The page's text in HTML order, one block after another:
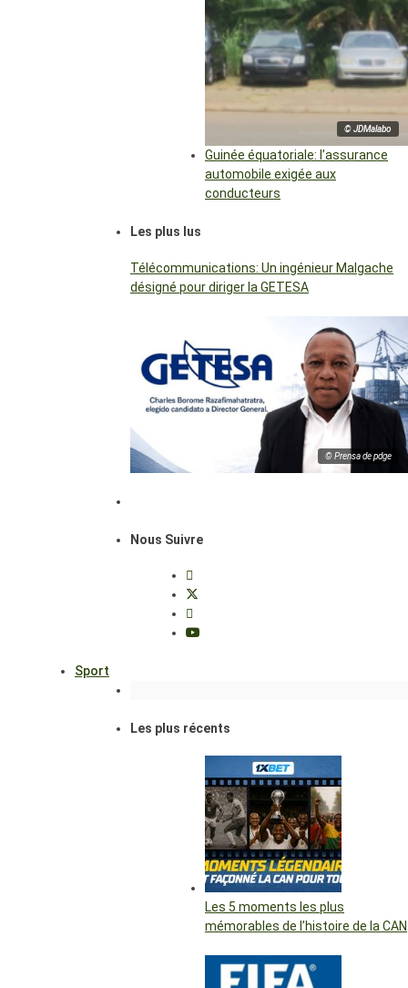
© JDMalabo
Guinée équatoriale: l’assurance
automobile exigée aux
conducteurs
Les plus lus
Télécommunications: Un ingénieur Malgache
désigné pour diriger la GETESA
© Prensa de pdge
Nous Suivre
Sport
Les plus récents
Les 5 moments les plus
mémorables de l’histoire de la CAN